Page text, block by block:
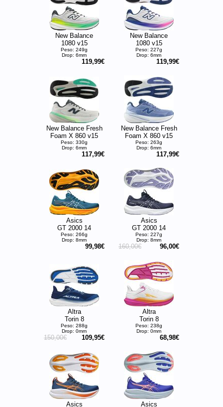
New Balance
1080 v15
Peso: 249g
Drop: 6mm
119,99€
New Balance
1080 v15
Peso: 227g
Drop: 6mm
119,99€
New Balance Fresh
Foam X 860 v15
Peso: 330g
Drop: 6mm
117,99€
New Balance Fresh
Foam X 860 v15
Peso: 263g
Drop: 6mm
117,99€
Asics
GT 2000 14
Peso: 266g
Drop: 8mm
99,98€
Asics
GT 2000 14
Peso: 227g
Drop: 8mm
160,00€ 96,00€
Altra
Torin 8
Peso: 288g
Drop: 0mm
150,00€ 109,95€
Altra
Torin 8
Peso: 238g
Drop: 0mm
68,98€
Asics
Asics